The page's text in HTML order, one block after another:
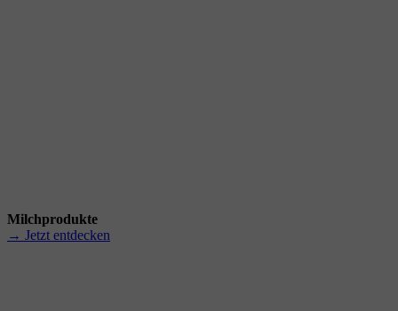
Milchprodukte
→ Jetzt entdecken